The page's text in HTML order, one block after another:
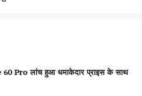
Edge 60 Pro लांच हुआ धमाकेदार प्राइस के साथ